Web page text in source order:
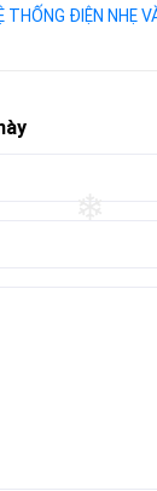
THỐNG ĐIỆN NHẸ